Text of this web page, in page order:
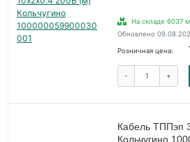
На складе 6037 м
Обновлено
Розничная цена:
- +
Кабель ТППэп
Кольчугино